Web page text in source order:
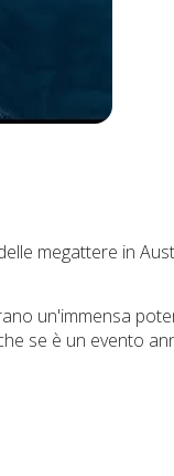
megattere in
un'immensa
se è un evento